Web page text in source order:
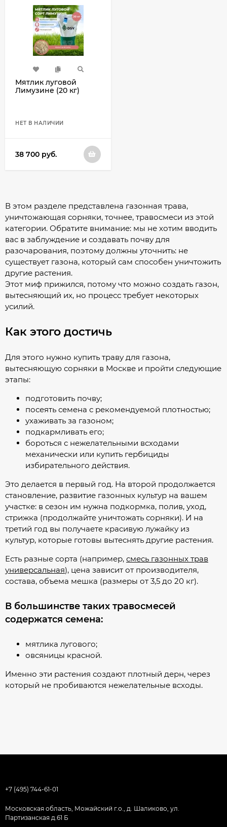
Мятлик луговой
Лимузине (20 кг)
НЕТ В НАЛИЧИИ
38 700 руб.
В этом разделе представлена газонная трава,
уничтожающая сорняки, точнее, травосмеси из этой
категории. Обратите внимание: мы не хотим вводить
вас в заблуждение и создавать почву для
разочарования, поэтому должны уточнить: не
существует газона, который сам способен уничтожить
другие растения.
Этот миф прижился, потому что можно создать газон,
вытесняющий их, но процесс требует некоторых
усилий.
Как этого достичь
Для этого нужно купить траву для газона,
вытесняющую сорняки в Москве и пройти следующие
этапы:
подготовить почву;
посеять семена с рекомендуемой плотностью;
ухаживать за газоном;
подкармливать его;
бороться с нежелательными всходами
механически или купить гербициды
избирательного действия.
Это делается в первый год. На второй продолжается
становление, развитие газонных культур на вашем
участке: в сезон им нужна подкормка, полив, уход,
стрижка (продолжайте уничтожать сорняки). И на
третий год вы получаете красивую лужайку из
культур, которые готовы вытеснять другие растения.
Есть разные сорта (например, смесь газонных трав
универсальная), цена зависит от производителя,
состава, объема мешка (размеры от 3,5 до 20 кг).
В большинстве таких травосмесей
содержатся семена:
мятлика лугового;
овсяницы красной.
Именно эти растения создают плотный дерн, через
который не пробиваются нежелательные всходы.
+7 (495) 744-61-01
Московская область, Можайский г.о., д. Шаликово, ул.
Партизанская д.61 Б